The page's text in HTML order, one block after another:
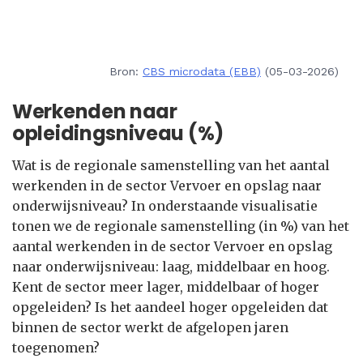
Bron: CBS microdata (EBB) (05-03-2026)
Werkenden naar
opleidingsniveau (%)
Wat is de regionale samenstelling van het aantal
werkenden in de sector Vervoer en opslag naar
onderwijsniveau? In onderstaande visualisatie
tonen we de regionale samenstelling (in %) van het
aantal werkenden in de sector Vervoer en opslag
naar onderwijsniveau: laag, middelbaar en hoog.
Kent de sector meer lager, middelbaar of hoger
opgeleiden? Is het aandeel hoger opgeleiden dat
binnen de sector werkt de afgelopen jaren
toegenomen?